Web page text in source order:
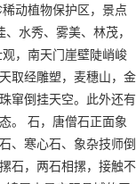
动植物保护区，景点
水秀、雾美、林茂，
，南天门崖壁陡峭峻
取经雕塑，麦穗山，金
窜倒挂天空。此外还有
。 石，唐僧石正面象
、寒心石、象杂技师倒
石，两石相摞，接触不